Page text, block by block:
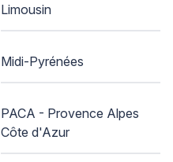
Limousin
Midi-Pyrénées
PACA - Provence Alpes
Côte d'Azur